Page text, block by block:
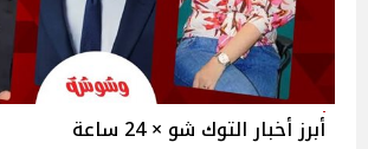
أبرز أخبار التوك شو × 24 ساعة